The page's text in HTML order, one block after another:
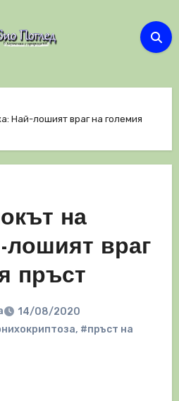
Най-лошият враг на големия
на
лошият враг
пръст
14/08/2020
, #пръст на